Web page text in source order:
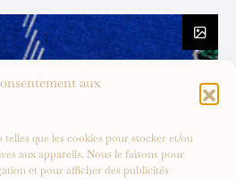
aux
que les cookies pour stocker et/ou
aux appareils. Nous le faisons pour
et pour afficher des publicités